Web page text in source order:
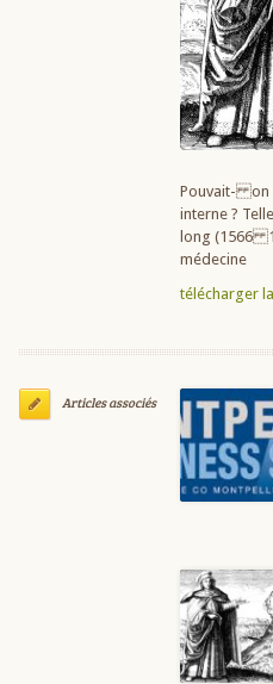
Pouvait- on
interne ?
long (1566
médecine
télécharger
Articles associés